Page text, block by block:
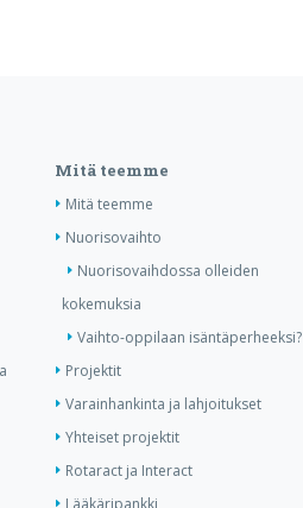
Mitä teemme
Mitä teemme
Nuorisovaihto
Nuorisovaihdossa olleiden
kokemuksia
Vaihto-oppilaan isäntäperheeksi?
Projektit
Varainhankinta ja lahjoitukset
Yhteiset projektit
Rotaract ja Interact
Lääkäripankki